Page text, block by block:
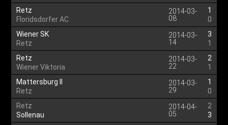
Retz
Floridsdorfer AC
2014-03-
08
1
0
Wiener SK
Retz
2014-03-
14
3
1
Retz
Wiener Viktoria
2014-03-
22
2
1
Mattersburg II
Retz
2014-03-
29
1
0
Retz
Sollenau
2014-04-
05
2
3